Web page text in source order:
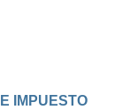
IMPUESTO